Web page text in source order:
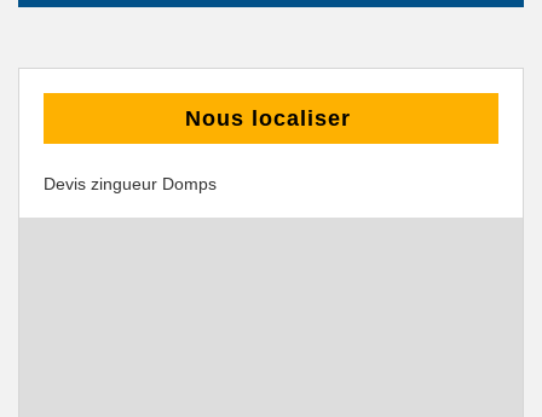
Nous localiser
Devis zingueur Domps